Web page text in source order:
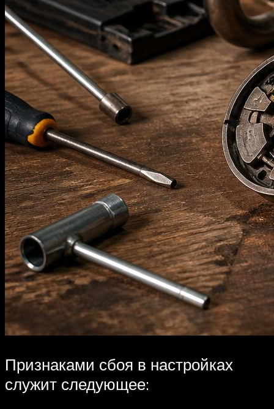
Признаками сбоя в настройках
служит следующее: